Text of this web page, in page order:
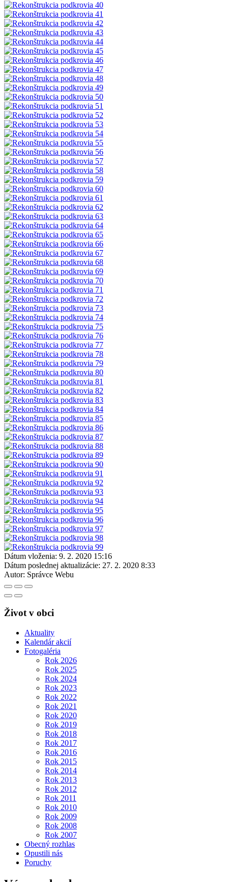
Dátum vloženia: 9. 2. 2020 15:16
Dátum poslednej aktualizácie: 27. 2. 2020 8:33
Autor: Správce Webu
Život v obci
Aktuality
Kalendár akcií
Fotogaléria
Rok 2026
Rok 2025
Rok 2024
Rok 2023
Rok 2022
Rok 2021
Rok 2020
Rok 2019
Rok 2018
Rok 2017
Rok 2016
Rok 2015
Rok 2014
Rok 2013
Rok 2012
Rok 2011
Rok 2010
Rok 2009
Rok 2008
Rok 2007
Obecný rozhlas
Opustili nás
Poruchy